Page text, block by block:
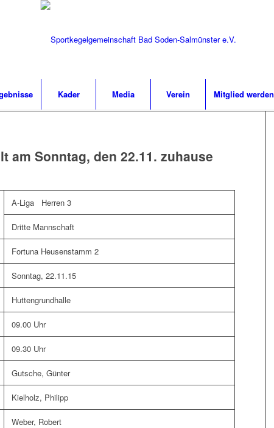
Kader Media Verein Mitglied werden
am Sonntag, den 22.11. zuhause
A-Liga Herren 3
Dritte Mannschaft
Fortuna Heusenstamm 2
Sonntag, 22.11.15
Huttengrundhalle
09.00 Uhr
09.30 Uhr
Gutsche, Günter
Kielholz, Philipp
Weber, Robert